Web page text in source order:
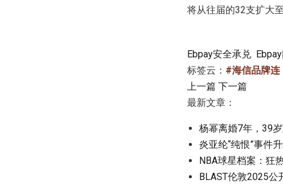
将从往届的32支扩大
Ebpay安全承兑
标签云： #海信品牌连
上一篇 下一篇
最新文章：
杨幂离婚7年，39
炎亚纶“纯恨”事件
NBA球星档案：狂
BLAST伦敦2025